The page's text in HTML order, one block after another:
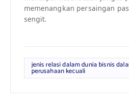
memenangkan persaingan
sengit.
jenis relasi dalam dunia bisnis
perusahaan kecuali